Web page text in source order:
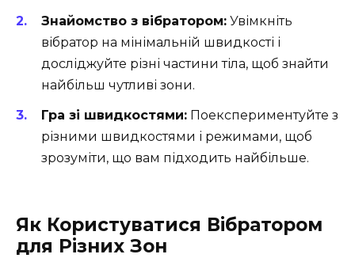
Знайомство з вібратором: Увімкніть
вібратор на мінімальній швидкості і
досліджуйте різні частини тіла, щоб знайти
найбільш чутливі зони.
Гра зі швидкостями: Поекспериментуйте з
різними швидкостями і режимами, щоб
зрозуміти, що вам підходить найбільше.
Як Користуватися Вібратором
для Різних Зон